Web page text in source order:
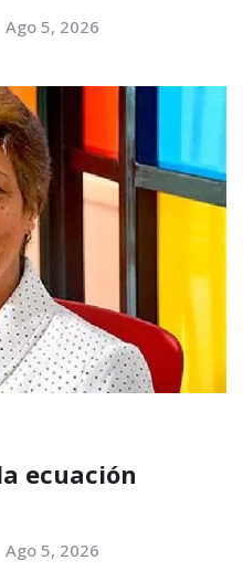
Ago 5, 2026
ecuación
Ago 5, 2026